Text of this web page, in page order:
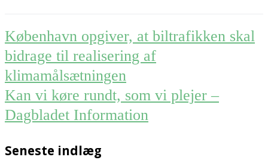
Post
navigation
København opgiver, at biltrafikken skal
bidrage til realisering af
klimamålsætningen
Kan vi køre rundt, som vi plejer –
Dagbladet Information
Seneste indlæg